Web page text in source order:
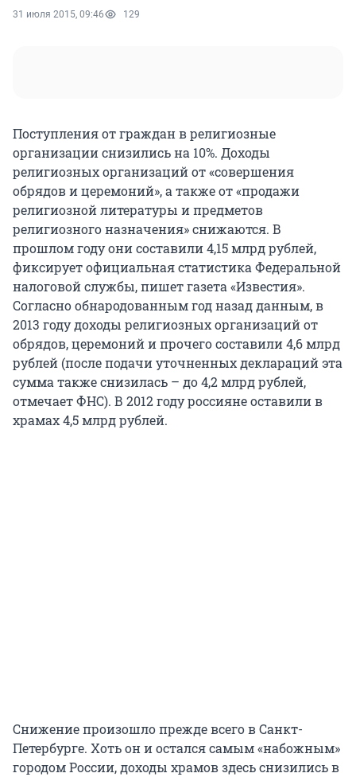
31 июля 2015, 09:46 129
Поступления от граждан в религиозные
организации снизились на 10%. Доходы
религиозных организаций от «совершения
обрядов и церемоний», а также от «продажи
религиозной литературы и предметов
религиозного назначения» снижаются. В
прошлом году они составили 4,15 млрд рублей,
фиксирует официальная статистика Федеральной
налоговой службы, пишет газета «Известия».
Согласно обнародованным год назад данным, в
2013 году доходы религиозных организаций от
обрядов, церемоний и прочего составили 4,6 млрд
рублей (после подачи уточненных деклараций эта
сумма также снизилась – до 4,2 млрд рублей,
отмечает ФНС). В 2012 году россияне оставили в
храмах 4,5 млрд рублей.
Снижение произошло прежде всего в Санкт-
Петербурге. Хоть он и остался самым «набожным»
городом России, доходы храмов здесь снизились в